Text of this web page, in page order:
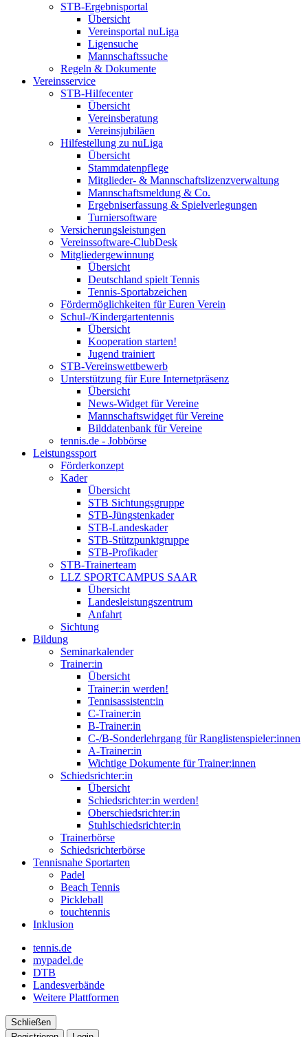
STB-Ergebnisportal
Übersicht
Vereinsportal nuLiga
Ligensuche
Mannschaftssuche
Regeln & Dokumente
Vereinsservice
STB-Hilfecenter
Übersicht
Vereinsberatung
Vereinsjubiläen
Hilfestellung zu nuLiga
Übersicht
Stammdatenpflege
Mitglieder- & Mannschaftslizenzverwaltung
Mannschaftsmeldung & Co.
Ergebniserfassung & Spielverlegungen
Turniersoftware
Versicherungsleistungen
Vereinssoftware-ClubDesk
Mitgliedergewinnung
Übersicht
Deutschland spielt Tennis
Tennis-Sportabzeichen
Fördermöglichkeiten für Euren Verein
Schul-/Kindergartentennis
Übersicht
Kooperation starten!
Jugend trainiert
STB-Vereinswettbewerb
Unterstützung für Eure Internetpräsenz
Übersicht
News-Widget für Vereine
Mannschaftswidget für Vereine
Bilddatenbank für Vereine
tennis.de - Jobbörse
Leistungssport
Förderkonzept
Kader
Übersicht
STB Sichtungsgruppe
STB-Jüngstenkader
STB-Landeskader
STB-Stützpunktgruppe
STB-Profikader
STB-Trainerteam
LLZ SPORTCAMPUS SAAR
Übersicht
Landesleistungszentrum
Anfahrt
Sichtung
Bildung
Seminarkalender
Trainer:in
Übersicht
Trainer:in werden!
Tennisassistent:in
C-Trainer:in
B-Trainer:in
C-/B-Sonderlehrgang für Ranglistenspieler:innen
A-Trainer:in
Wichtige Dokumente für Trainer:innen
Schiedsrichter:in
Übersicht
Schiedsrichter:in werden!
Oberschiedsrichter:in
Stuhlschiedsrichter:in
Trainerbörse
Schiedsrichterbörse
Tennisnahe Sportarten
Padel
Beach Tennis
Pickleball
touchtennis
Inklusion
tennis.de
mypadel.de
DTB
Landesverbände
Weitere Plattformen
Schließen